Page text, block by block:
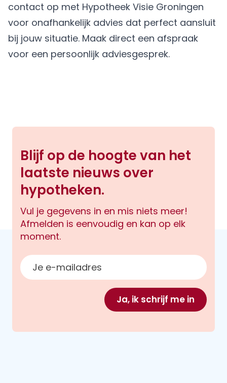
contact op met Hypotheek Visie Groningen
voor onafhankelijk advies dat perfect aansluit
bij jouw situatie. Maak direct een afspraak
voor een persoonlijk adviesgesprek.
Blijf op de hoogte van het
laatste nieuws over
hypotheken.
Vul je gegevens in en mis niets meer!
Afmelden is eenvoudig en kan op elk
moment.
E-mailadres
Ja, ik schrijf me in